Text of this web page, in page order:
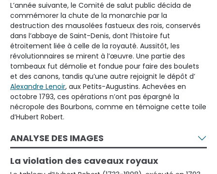
L’année suivante, le Comité de salut public décida de
commémorer la chute de la monarchie par la
destruction des mausolées fastueux des rois, conservés
dans l’abbaye de Saint-Denis, dont l’histoire fut
étroitement liée à celle de la royauté. Aussitôt, les
révolutionnaires se mirent à l’œuvre. Une partie des
tombeaux fut démolie et fondue pour faire des boulets
et des canons, tandis qu’une autre rejoignit le dépôt d’
Alexandre Lenoir, aux Petits-Augustins. Achevées en
octobre 1793, ces opérations n’ont pas épargné la
nécropole des Bourbons, comme en témoigne cette toile
d’Hubert Robert.
ANALYSE DES IMAGES
La violation des caveaux royaux